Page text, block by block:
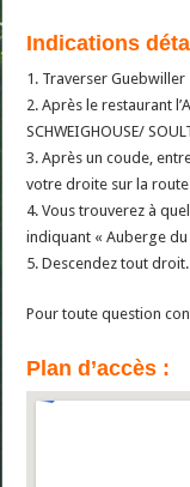
Indications
1. Traverser Guebwiller
2. Après le restaurant
SCHWEIGHOUSE/
3. Après un coude,
votre droite sur la route
4. Vous trouverez à
indiquant « Auberge
5. Descendez tout
Pour toute question
Plan d’accès :